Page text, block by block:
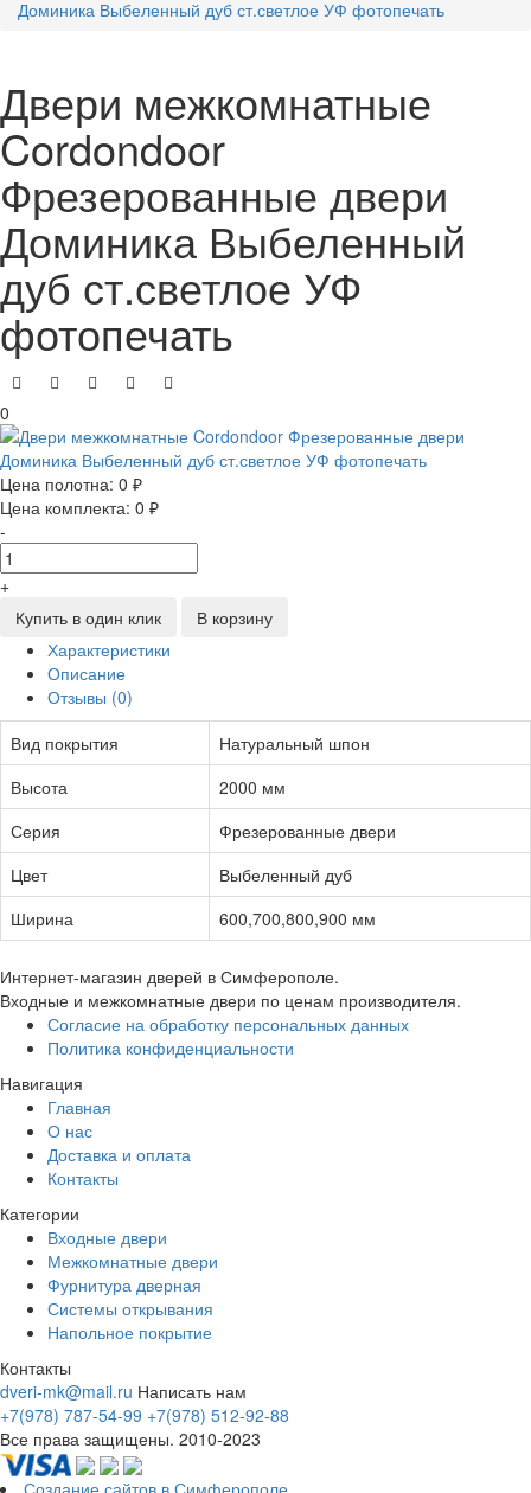
Доминика Выбеленный дуб ст.светлое УФ фотопечать
Двери межкомнатные
Cordondoor
Фрезерованные двери
Доминика Выбеленный
дуб ст.светлое УФ
фотопечать
0
Цена полотна: 0 ₽
Цена комплекта: 0 ₽
-
+
Купить в один клик
В корзину
Характеристики
Описание
Отзывы (0)
Вид покрытия
Натуральный шпон
Высота
2000 мм
Серия
Фрезерованные двери
Цвет
Выбеленный дуб
Ширина
600,700,800,900 мм
Интернет-магазин дверей в Симферополе.
Входные и межкомнатные двери по ценам производителя.
Согласие на обработку персональных данных
Политика конфиденциальности
Навигация
Главная
О нас
Доставка и оплата
Контакты
Категории
Входные двери
Межкомнатные двери
Фурнитура дверная
Системы открывания
Напольное покрытие
Контакты
dveri-mk@mail.ru Написать нам
+7(978) 787-54-99 +7(978) 512-92-88
Все права защищены. 2010-2023